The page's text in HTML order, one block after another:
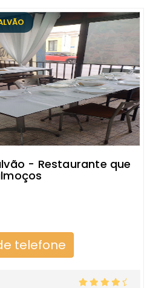
- Restaurante que
telefone